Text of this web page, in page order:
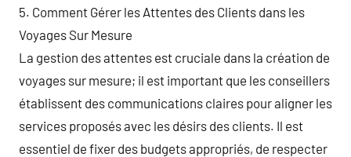
5. Comment Gérer les Attentes des Clients dans les
Voyages Sur Mesure
La gestion des attentes est cruciale dans la création de
voyages sur mesure; il est important que les conseillers
établissent des communications claires pour aligner les
services proposés avec les désirs des clients. Il est
essentiel de fixer des budgets appropriés, de respecter